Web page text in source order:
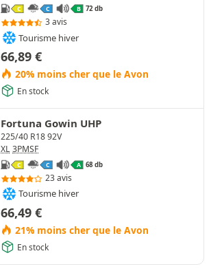
C C B 72 db
3 avis
Tourisme hiver
66,89 €
20% moins cher que le Avon
En stock
Fortuna Gowin UHP
225/40 R18 92V
XL 3PMSF
C C A 68 db
23 avis
Tourisme hiver
66,49 €
21% moins cher que le Avon
En stock